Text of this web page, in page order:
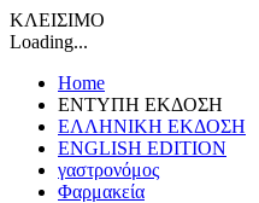
ΚΛΕΙΣΙΜΟ
Loading...
Home
ΕΝΤΥΠΗ ΕΚΔΟΣΗ
ΕΛΛΗΝΙΚΗ ΕΚΔΟΣΗ
ENGLISH EDITION
γαστρονόμος
Φαρμακεία